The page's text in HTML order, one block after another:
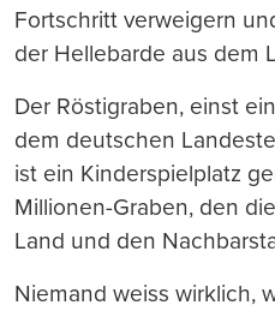
Fortschritt verweigern
der Hellebarde aus dem
Der Röstigraben, einst
dem deutschen
ist ein Kinderspielplatz
Millionen-Graben, den
Land und den
Niemand weiss wirklich,